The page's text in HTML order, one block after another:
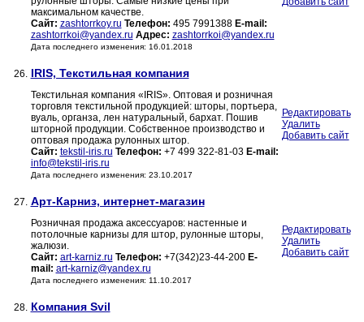
максимальном качестве.
Сайт: zashtorrkoy.ru Телефон: 495 7991388 E-mail:
zashtorrkoi@yandex.ru Адрес: zashtorrkoi@yandex.ru
Дата последнего изменения: 16.01.2018
26. IRIS, Текстильная компания
Текстильная компания «IRIS». Оптовая и розничная
торговля текстильной продукцией: шторы, портьера,
вуаль, органза, лен натуральный, бархат. Пошив
шторной продукции. Собственное производство и
оптовая продажа рулонных штор.
Сайт: tekstil-iris.ru Телефон: +7 499 322-81-03 E-mail:
info@tekstil-iris.ru
Дата последнего изменения: 23.10.2017
Редактировать
Удалить
Добавить сайт
27. Арт-Карниз, интернет-магазин
Розничная продажа аксессуаров: настенные и
потолочные карнизы для штор, рулонные шторы,
жалюзи.
Сайт: art-karniz.ru Телефон: +7(342)23-44-200 E-
mail: art-karniz@yandex.ru
Дата последнего изменения: 11.10.2017
Редактировать
Удалить
Добавить сайт
28. Компания Svil